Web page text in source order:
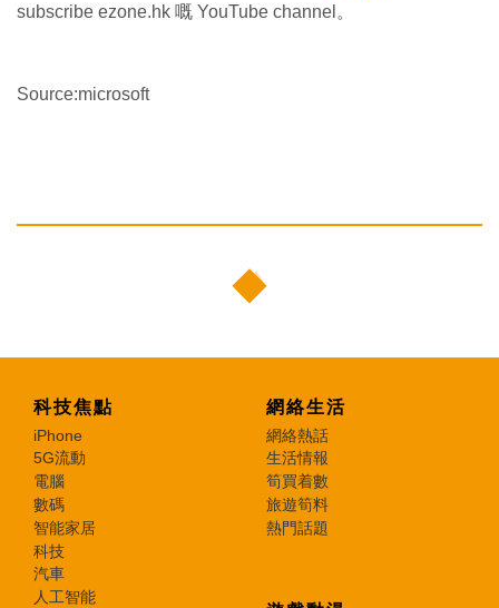
subscribe ezone.hk 嘅 YouTube channel。
Source:microsoft
科技焦點
iPhone
5G流動
電腦
數碼
智能家居
科技
汽車
人工智能
網絡生活
網絡熱話
生活情報
筍買着數
旅遊筍料
熱門話題